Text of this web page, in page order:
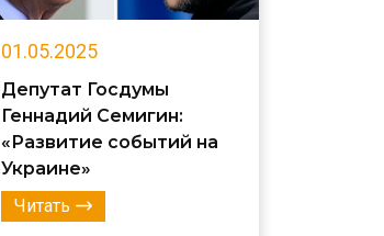
01.05.2025
Депутат Госдумы
Геннадий Семигин:
«Развитие событий на
Украине»
Читать